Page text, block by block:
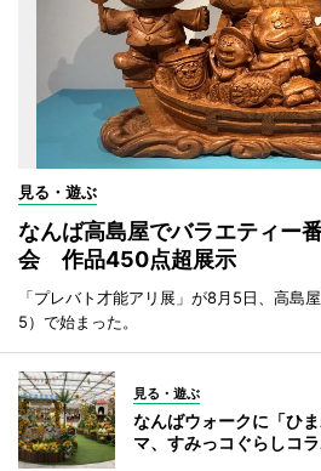
見る・遊ぶ
なんば高島屋でバラエティー
会 作品450点超展示
「プレバト才能アリ展」が8月5日、高島
5）で始まった。
見る・遊ぶ
なんばウォークに「ひ
マ、すみっコぐらしコ